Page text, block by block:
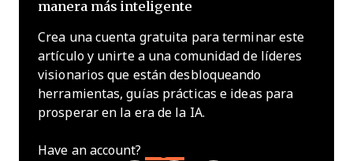
manera más inteligente
Crea una cuenta gratuita para terminar este
artículo y unirte a una comunidad de líderes
visionarios que están desbloqueando
herramientas, guías prácticas e ideas para
prosperar en la era de la IA.
Have an account?